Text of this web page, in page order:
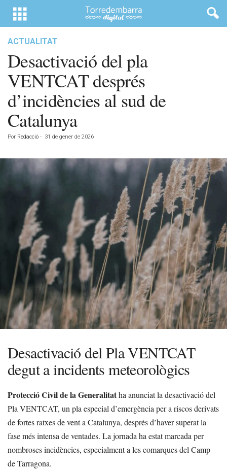
ACTUALITAT
Desactivació del pla
VENTCAT després
d’incidències al sud de
Catalunya
Por Redacció - 31 de gener de 2026
Desactivació del Pla VENTCAT
degut a incidents meteorològics
Protecció Civil de la Generalitatha anunciat la desactivació del
Pla VENTCAT, un pla especial d’emergència per a riscos derivats
de fortes ratxes de vent a Catalunya, després d’haver superat la
fase més intensa de ventades. La jornada ha estat marcada per
nombroses incidències, especialment a les comarques del Camp
de Tarragona.